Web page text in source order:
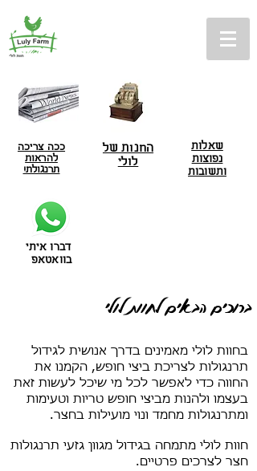
ככה צריכה
להראות
תרנגולת!
החנות של
לולי
שאלות
נפוצות
ותשובות
דברו איתי
בוואטאפ
ברוכים הבאים לחוות לולי
בחוות לולי מאמינים בדרך אנושית לגידול
תרנגולות לצריכת ביצי חופש, הקמנו את
החווה כדי לאפשר לכל מי שיכל לעשות זאת
בעצמו ולהנות מביצי חופש טריות וטעימות
ומתרנגולות מחמד ונוי מועילות בחצר.
חוות לולי מתמחה בגידול מגוון גזעי תרנגולות
חצר לצרכים פרטיים.